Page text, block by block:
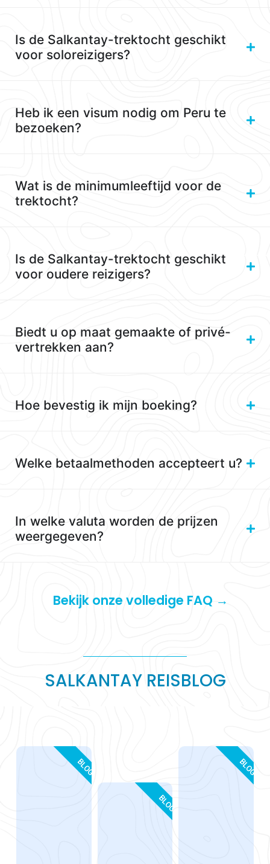
Is de Salkantay-trektocht geschikt
voor soloreizigers?
Heb ik een visum nodig om Peru te
bezoeken?
Wat is de minimumleeftijd voor de
trektocht?
Is de Salkantay-trektocht geschikt
voor oudere reizigers?
Biedt u op maat gemaakte of privé-
vertrekken aan?
Hoe bevestig ik mijn boeking?
Welke betaalmethoden accepteert u?
In welke valuta worden de prijzen
weergegeven?
Bekijk onze volledige FAQ →
SALKANTAY REISBLOG
BLOG
BLOG
BLOG